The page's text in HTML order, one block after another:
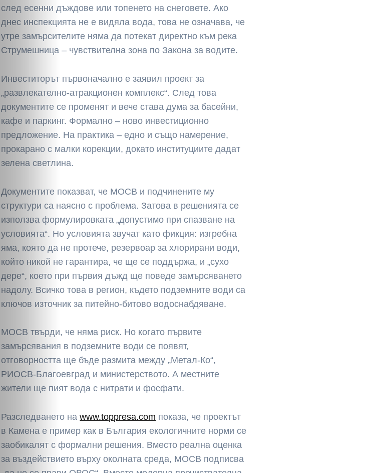
след есенни дъждове или топенето на снеговете. Ако
днес инспекцията не е видяла вода, това не означава, че
утре замърсителите няма да потекат директно към река
Струмешница – чувствителна зона по Закона за водите.
Инвеститорът първоначално е заявил проект за
„развлекателно-атракционен комплекс“. След това
документите се променят и вече става дума за басейни,
кафе и паркинг. Формално – ново инвестиционно
предложение. На практика – едно и също намерение,
прокарано с малки корекции, докато институциите дадат
зелена светлина.
Документите показват, че МОСВ и подчинените му
структури са наясно с проблема. Затова в решенията се
използва формулировката „допустимо при спазване на
условията“. Но условията звучат като фикция: изгребна
яма, която да не протече, резервоар за хлорирани води,
който никой не гарантира, че ще се поддържа, и „сухо
дере“, което при първия дъжд ще поведе замърсяването
надолу. Всичко това в регион, където подземните води са
ключов източник за питейно-битово водоснабдяване.
МОСВ твърди, че няма риск. Но когато първите
замърсявания в подземните води се появят,
отговорността ще бъде размита между „Метал-Ко“,
РИОСВ-Благоевград и министерството. А местните
жители ще пият вода с нитрати и фосфати.
Разследването наwww.toppresa.com показа, че проектът
в Камена е пример как в България екологичните норми се
заобикалят с формални решения. Вместо реална оценка
за въздействието върху околната среда, МОСВ подписва